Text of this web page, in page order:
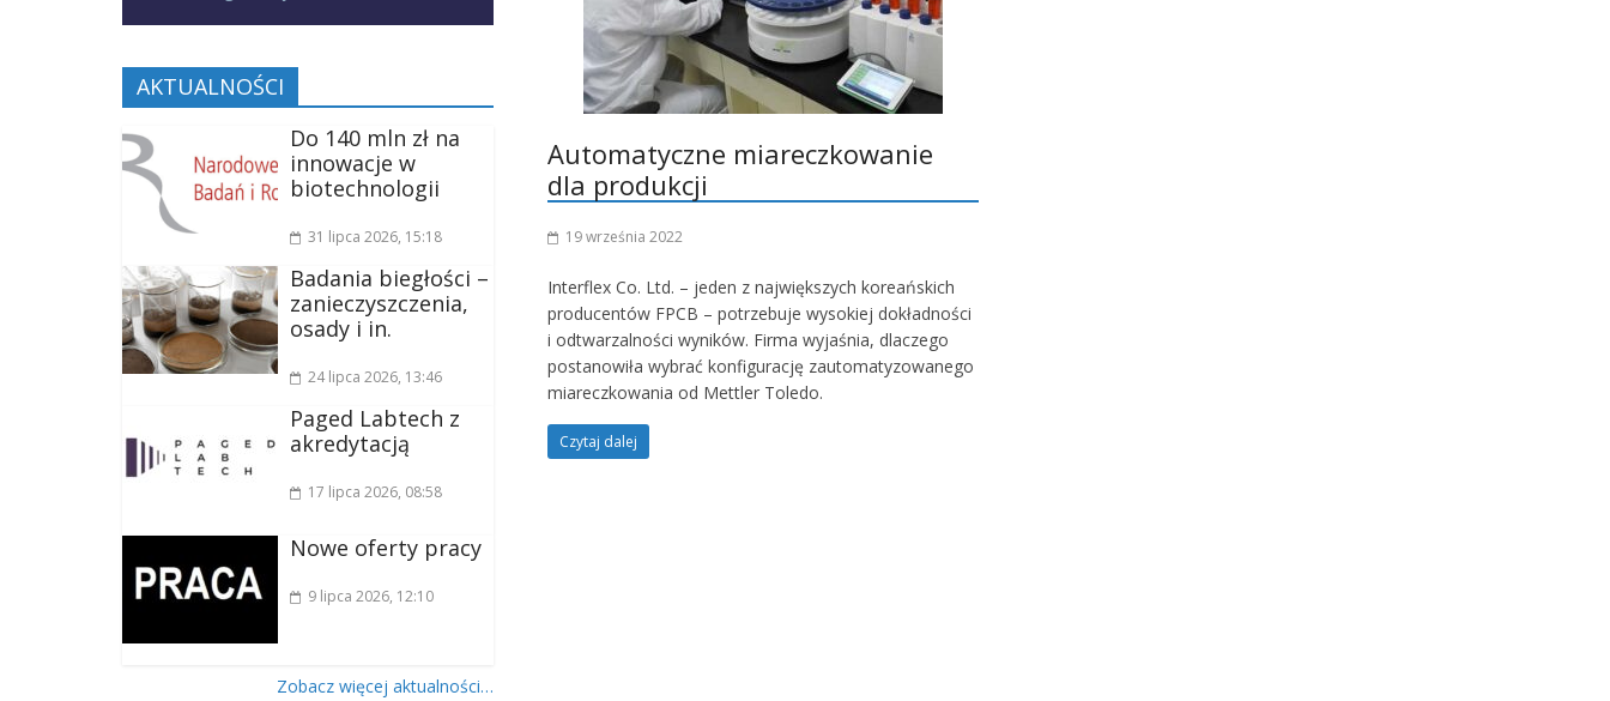
Automatyczne miareczkowanie
dla produkcji
19 września 2022
Interflex Co. Ltd. – jeden z największych koreańskich
producentów FPCB – potrzebuje wysokiej dokładności
i odtwarzalności wyników. Firma wyjaśnia, dlaczego
postanowiła wybrać konfigurację zautomatyzowanego
miareczkowania od Mettler Toledo.
Czytaj dalej
AKTUALNOŚCI
Do 140 mln zł na
innowacje w
biotechnologii
31 lipca 2026, 15:18
Badania biegłości –
zanieczyszczenia,
osady i in.
24 lipca 2026, 13:46
Paged Labtech z
akredytacją
17 lipca 2026, 08:58
Nowe oferty pracy
9 lipca 2026, 12:10
Zobacz więcej aktualności…